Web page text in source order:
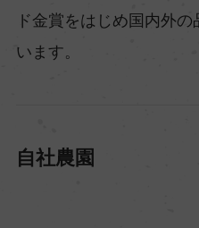
ド金賞をはじめ国内外
います。
自社農園